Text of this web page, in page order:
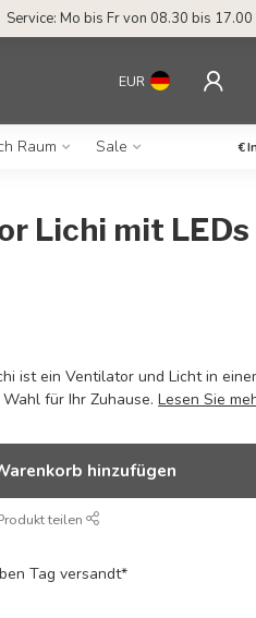
Service: Mo bis Fr von 08.30 bis 17.00
EUR
Raum Sale €
Lichi mit LEDs
ist ein Ventilator und Licht in
für Ihr Zuhause.Lesen Sie
hinzufügen
teilen
Tag versandt*